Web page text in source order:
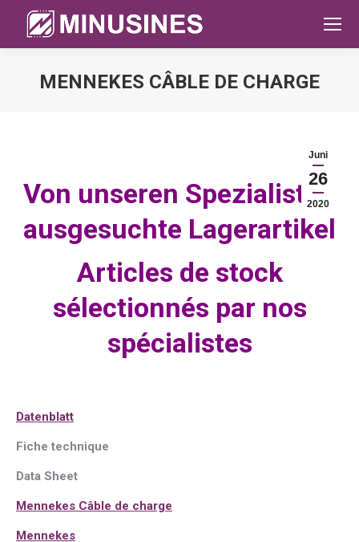
MENNEKES CÂBLE DE CHARGE
Juni
26
2020
Von unseren Spezialisten
ausgesuchte Lagerartikel
Articles de stock
sélectionnés par nos
spécialistes
Datenblatt
Fiche technique
Data Sheet
Mennekes Câble de charge
Mennekes